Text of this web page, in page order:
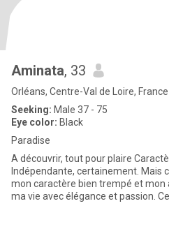
Aminata, 33
Orléans, Centre-Val de Loire, France
Seeking: Male 37 - 75
Eye color: Black
Paradise
A découvrir, tout pour plaire
Indépendante, certainement. Mais
mon caractère bien trempé et mon
ma vie avec élégance et passion.